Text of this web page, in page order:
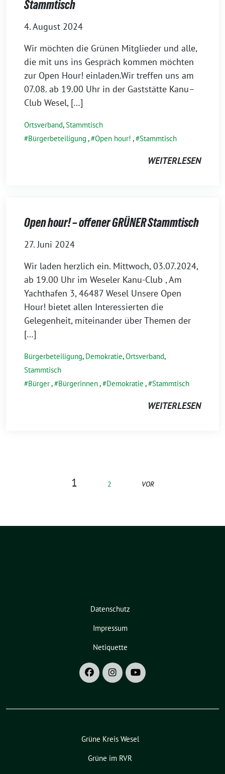
Stammtisch
4. August 2024
Wir möchten die Grünen Mitglieder und alle,
die mit uns ins Gespräch kommen möchten
zur Open Hour! einladen.Wir treffen uns am
07.08. ab 19.00 Uhr in der Gaststätte Kanu–
Club Wesel, […]
Ortsverband,Stammtisch
Bürgerbeteiligung , Open hour! , Stammtisch
WEITERLESEN
Open hour! – offener GRÜNER Stammtisch
27. Juni 2024
Wir laden herzlich ein. Mittwoch, 03.07.2024,
ab 19.00 Uhr im Weseler Kanu-Club , Am
Yachthafen 3, 46487 Wesel Unsere Open
Hour! bietet allen Interessierten die
Gelegenheit, miteinander über Themen der
[…]
Bürgerbeteiligung, Demokratie,Ortsverband,
Stammtisch
Bürger, Bürgerinnen, Demokratie , Stammtisch
WEITERLESEN
1 2 VOR
Datenschutz
Impressum
Netiquette
Grüne Kreis Wesel
Grüne im RVR